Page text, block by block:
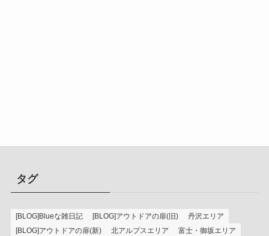
タグ
[BLOG]Blueな雑日記 [BLOG]アウトドアの扉(旧)
丹沢エリア
[BLOG]アウトドアの扉(新)
北アルプスエリア
富士・御坂エリア